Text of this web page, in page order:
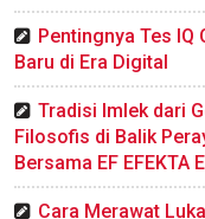
Pentingnya Tes IQ
Baru di Era Digital
Tradisi Imlek dari
Filosofis di Balik
Bersama EF EFEKTA
Cara Merawat